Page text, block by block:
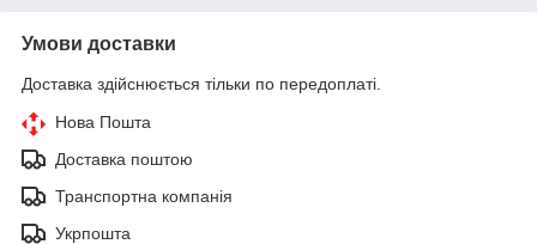
Умови доставки
Доставка здійснюється тільки по передоплаті.
Нова Пошта
Доставка поштою
Транспортна компанія
Укрпошта